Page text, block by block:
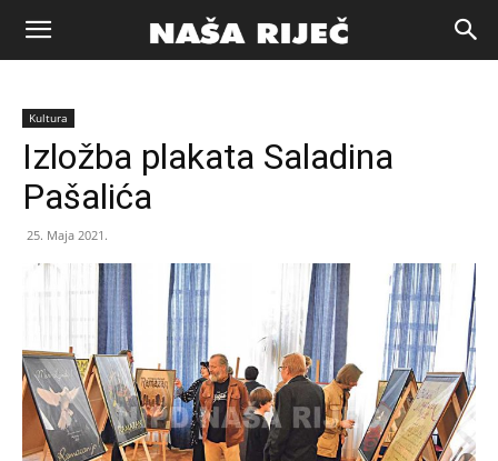
Naša
riječ
Kultura
Izložba plakata Saladina
Pašalića
25. Maja 2021.